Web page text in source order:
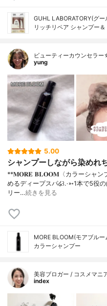
GUHL LABORATORY(グー
リッチリペア シャンプー
ビューティーカウンセラ
yung
5.00
シャンプーしながら染めれ
**𝐌𝐎𝐑𝐄 𝐁𝐋𝐎𝐎𝐌〈カラーシャンプ
めるディープスパ໒꒱.·⁡⁡⁡➳1本で5役
リー…続きを見る
MORE BLOOM(モアブルー
カラーシャンプー
美容ブロガー / コスメマニ
index